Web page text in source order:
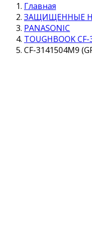
Главная
ЗАЩИЩЕННЫЕ
PANASONIC
TOUGHBOOK CF-
CF-3141504M9